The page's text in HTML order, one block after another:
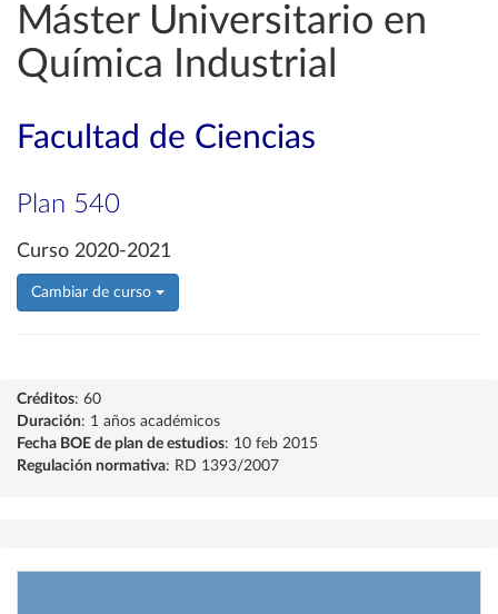
Máster Universitario en
Química Industrial
Facultad de Ciencias
Plan 540
Curso 2020-2021
Cambiar de curso
Créditos: 60
Duración: 1 años académicos
Fecha BOE de plan de estudios: 10 feb 2015
Regulación normativa: RD 1393/2007